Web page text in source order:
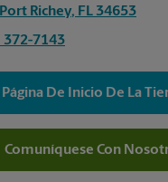
Richey, FL 34653
372-7143
Página De Inicio De La
Comuníquese Con